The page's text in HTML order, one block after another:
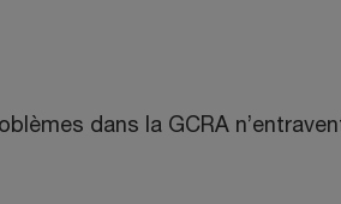
dans la GCRA